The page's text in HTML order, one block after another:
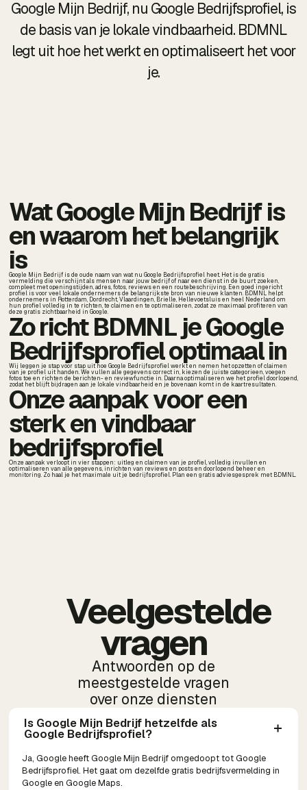
Google Mijn Bedrijf, nu Google Bedrijfsprofiel, is
de basis van je lokale vindbaarheid. BDMNL
legt uit hoe het werkt en optimaliseert het voor
je.
Wat Google Mijn Bedrijf is
en waarom het belangrijk
is
Google Mijn Bedrijf is de oude naam van wat nu Google Bedrijfsprofiel heet. Het is de gratis
vermelding die verschijnt als mensen naar jouw bedrijf of naar een dienst in de buurt zoeken,
compleet met openingstijden, adres, fotos, reviews en een routebeschrijving. Een goed ingericht
profiel is voor veel lokale ondernemers de belangrijkste bron van nieuwe klanten. BDMNL helpt
ondernemers in Rotterdam, Dordrecht, Vlaardingen, Brielle, Hellevoetsluis en heel Nederland om
hun profiel volledig in te richten, te claimen en te optimaliseren, zodat ze maximaal profiteren van
deze gratis zichtbaarheid in Google.
Zo richt BDMNL je Google
Bedrijfsprofiel optimaal in
Wij leggen je stap voor stap uit hoe Google Bedrijfsprofiel werkt en nemen het opzetten of claimen
van je profiel uit handen. We vullen alle gegevens correct in, kiezen de juiste categorieen, voegen
fotos toe en richten de berichten- en reviewfunctie in. Daarna optimaliseren we het profiel doorlopend,
zodat het blijft bijdragen aan je lokale vindbaarheid en je bovenaan komt in de kaartresultaten.
Onze aanpak voor een
sterk en vindbaar
bedrijfsprofiel
Onze aanpak verloopt in vier stappen: uitleg en claimen van je profiel, volledig invullen en
optimaliseren van alle gegevens, inrichten van reviews en posts en doorlopend beheer en
monitoring. Zo haal je het maximale uit je bedrijfsprofiel. Plan een gratis adviesgesprek met BDMNL.
Veelgestelde
vragen
Antwoorden op de
meestgestelde vragen
over onze diensten
Is Google Mijn Bedrijf hetzelfde als
Google Bedrijfsprofiel?
Ja, Google heeft Google Mijn Bedrijf omgedoopt tot Google
Bedrijfsprofiel. Het gaat om dezelfde gratis bedrijfsvermelding in
Google en Google Maps.